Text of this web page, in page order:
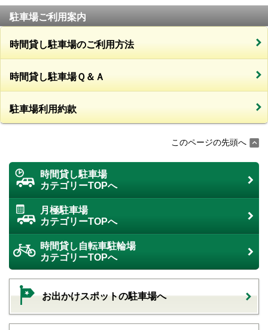
駐車場ご利用案内
時間貸し駐車場のご利用方法
時間貸し駐車場Ｑ＆Ａ
駐車場利用約款
このページの先頭へ
時間貸し駐車場
カテゴリーTOPへ
月極駐車場
カテゴリーTOPへ
時間貸し自転車駐輪場
カテゴリーTOPへ
お出かけスポットの駐車場へ